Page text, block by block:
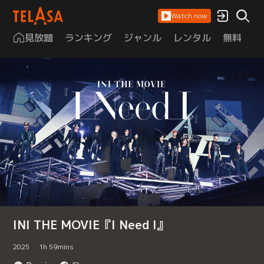
Watch now
見放題 ランキング ジャンル レンタル 無料
INI THE MOVIE『I Need I』
2025 1h 59mins